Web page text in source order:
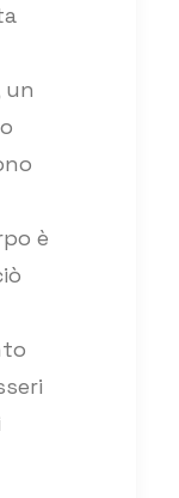
un
è